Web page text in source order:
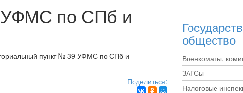
УФМС по СПб и
пункт № 39 УФМС по СПб и
Поделиться:
общество
Военкоматы,
ЗАГСы
Налоговые